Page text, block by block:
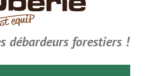
débardeurs forestiers !